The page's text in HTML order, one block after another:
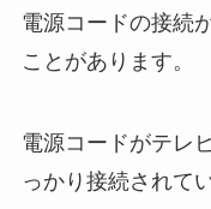
電源コードの接続
ことがあります。
電源コードがテレ
っかり接続されて